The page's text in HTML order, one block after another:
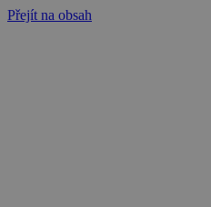
Přejít na obsah